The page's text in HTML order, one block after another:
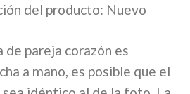
del producto: Nuevo
de pareja corazón es
a mano, es posible que el